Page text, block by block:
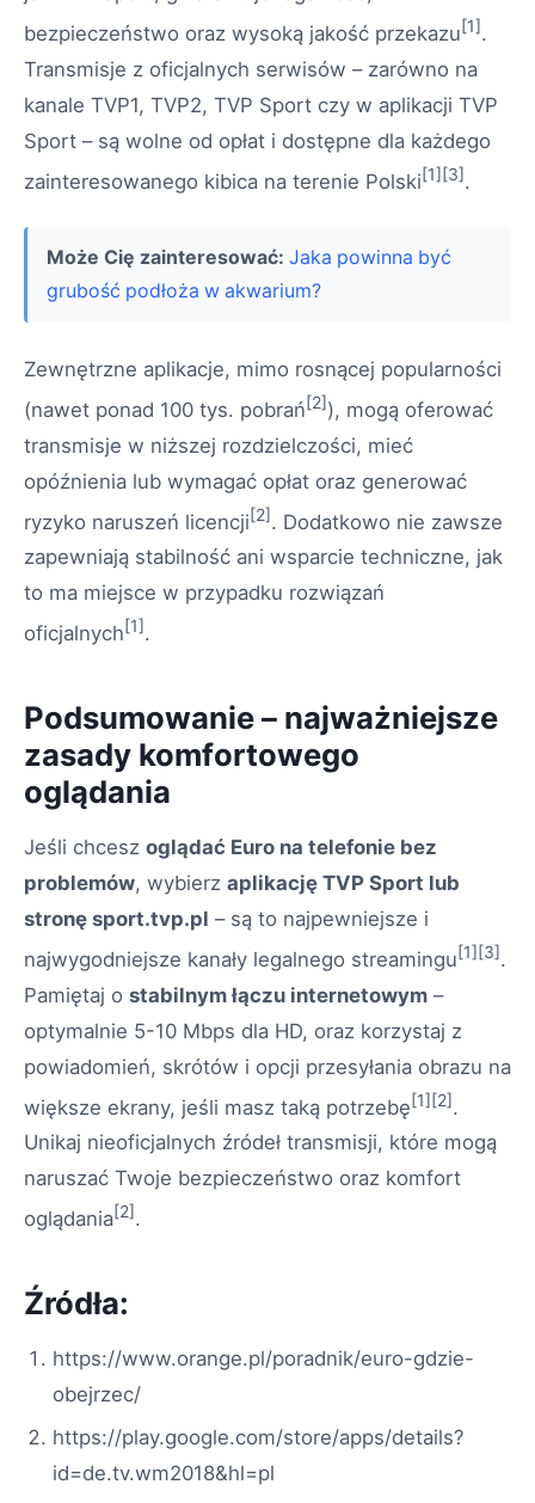
bezpieczeństwo oraz wysoką jakość przekazu[1].
Transmisje z oficjalnych serwisów – zarówno na
kanale TVP1, TVP2, TVP Sport czy w aplikacji TVP
Sport – są wolne od opłat i dostępne dla każdego
zainteresowanego kibica na terenie Polski[1][3].
Może Cię zainteresować: Jaka powinna być
grubość podłoża w akwarium?
Zewnętrzne aplikacje, mimo rosnącej popularności
(nawet ponad 100 tys. pobrań[2]), mogą oferować
transmisje w niższej rozdzielczości, mieć
opóźnienia lub wymagać opłat oraz generować
ryzyko naruszeń licencji[2]. Dodatkowo nie zawsze
zapewniają stabilność ani wsparcie techniczne, jak
to ma miejsce w przypadku rozwiązań
oficjalnych[1].
Podsumowanie – najważniejsze
zasady komfortowego
oglądania
Jeśli chcesz oglądać Euro na telefonie bez
problemów, wybierz aplikację TVP Sport lub
stronę sport.tvp.pl – są to najpewniejsze i
najwygodniejsze kanały legalnego streamingu[1][3].
Pamiętaj o stabilnym łączu internetowym –
optymalnie 5-10 Mbps dla HD, oraz korzystaj z
powiadomień, skrótów i opcji przesyłania obrazu na
większe ekrany, jeśli masz taką potrzebę[1][2].
Unikaj nieoficjalnych źródeł transmisji, które mogą
naruszać Twoje bezpieczeństwo oraz komfort
oglądania[2].
Źródła:
https://www.orange.pl/poradnik/euro-gdzie-
obejrzec/
https://play.google.com/store/apps/details?
id=de.tv.wm2018&hl=pl